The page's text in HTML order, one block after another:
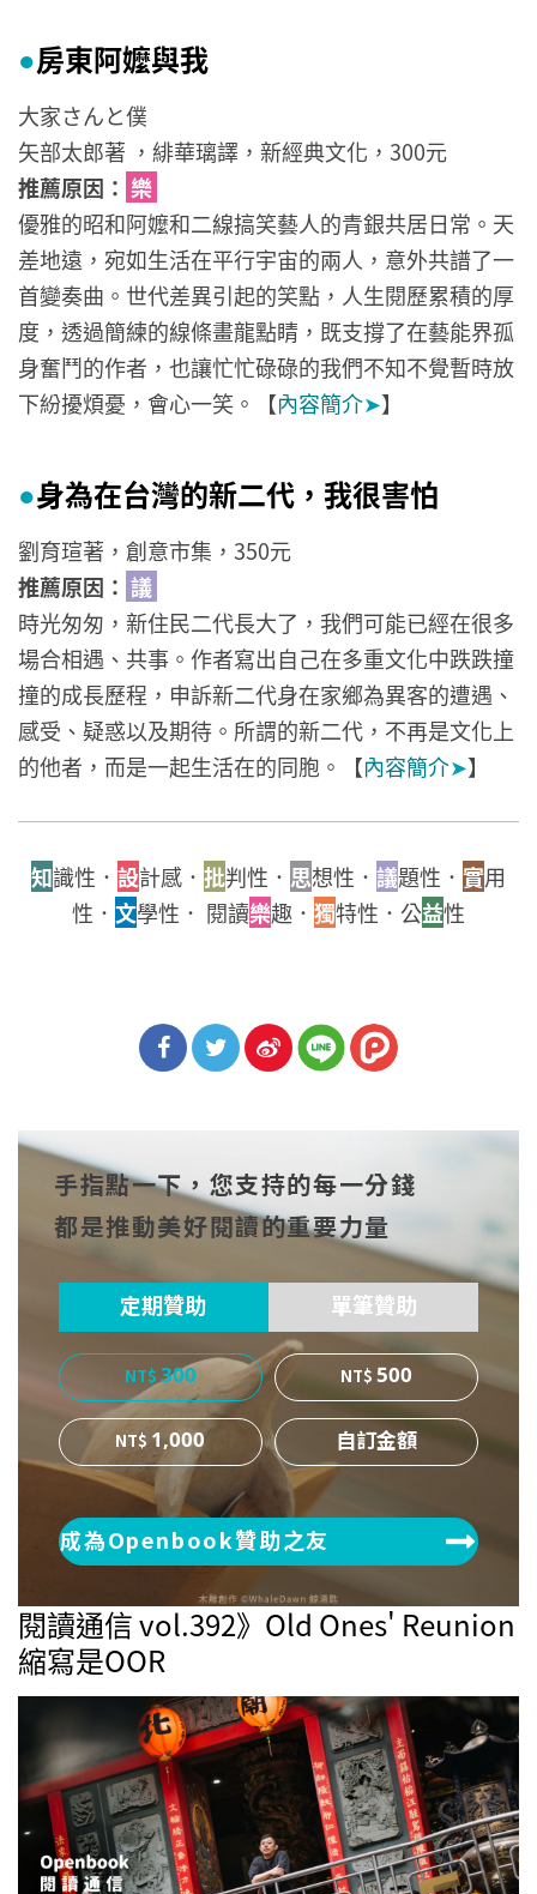
●房東阿嬤與我
大家さんと僕
矢部太郎著 ，緋華璃譯，新經典文化，300元
推薦原因： 樂
優雅的昭和阿嬤和二線搞笑藝人的青銀共居日常。天
差地遠，宛如生活在平行宇宙的兩人，意外共譜了一
首變奏曲。世代差異引起的笑點，人生閱歷累積的厚
度，透過簡練的線條畫龍點睛，既支撐了在藝能界孤
身奮鬥的作者，也讓忙忙碌碌的我們不知不覺暫時放
下紛擾煩憂，會心一笑。【內容簡介➤】
●身為在台灣的新二代，我很害怕
劉育瑄著，創意市集，350元
推薦原因： 議
時光匆匆，新住民二代長大了，我們可能已經在很多
場合相遇、共事。作者寫出自己在多重文化中跌跌撞
撞的成長歷程，申訴新二代身在家鄉為異客的遭遇、
感受、疑惑以及期待。所謂的新二代，不再是文化上
的他者，而是一起生活在的同胞。【內容簡介➤】
知識性． 設計感． 批判性． 思想性． 議題性． 實用
性． 文學性． 閱讀樂趣． 獨特性．公益性
cebo
ok
witt
er
博
手指點一下，您支持的每一分錢
都是推動美好閱讀的重要力量
定期贊助 單筆贊助
300
500
1,000
成為Openbook贊助之友
閱讀通信 vol.392》Old Ones' Reunion
縮寫是OOR